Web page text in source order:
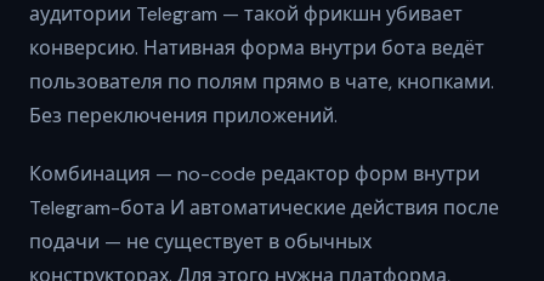
аудитории Telegram — такой фрикшн убивает
конверсию. Нативная форма внутри бота ведёт
пользователя по полям прямо в чате, кнопками.
Без переключения приложений.
Комбинация — no-code редактор форм внутри
Telegram-бота И автоматические действия после
подачи — не существует в обычных
конструкторах. Для этого нужна платформа,